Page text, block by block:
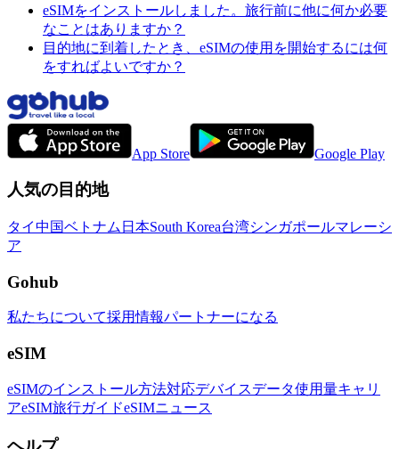
eSIMをインストールしました。旅行前に他に何か必要
なことはありますか？
目的地に到着したとき、eSIMの使用を開始するには何
をすればよいですか？
App Store Google Play
人気の目的地
タイ中国ベトナム 日本South Korea台湾シンガポールマレーシ
ア
Gohub
私たちについて採用情報パートナーになる
eSIM
eSIMのインストール方法対応デバイスデータ使用量キャリ
アeSIM旅行ガイドeSIMニュース